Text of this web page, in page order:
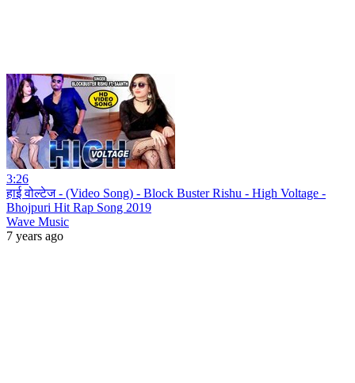
3:26
हाई वोल्टेज - (Video Song) - Block Buster Rishu - High Voltage -
Bhojpuri Hit Rap Song 2019
Wave Music
7 years ago